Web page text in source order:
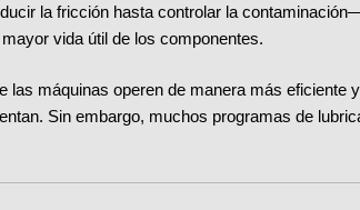
la fricción hasta controlar la
vida útil de los componentes.
las máquinas operen de manera más eficiente
Sin embargo, muchos programas de